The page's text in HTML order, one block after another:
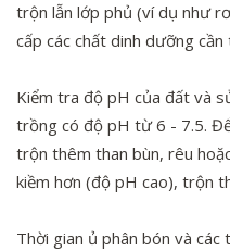
trộn lẫn lớp phủ (ví dụ như
cấp các chất dinh dưỡng
Kiểm tra độ pH của đất và
trồng có độ pH từ 6 - 7.5.
trộn thêm than bùn, rêu
kiềm hơn (độ pH cao), trộn
Thời gian ủ phân bón và